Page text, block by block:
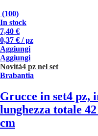
(100)
In stock
7,40 €
0,37 € / pz
Aggiungi
Aggiungi
Novità4 pz nel set
Brabantia
Grucce in set4 pz,
lunghezza totale
cm